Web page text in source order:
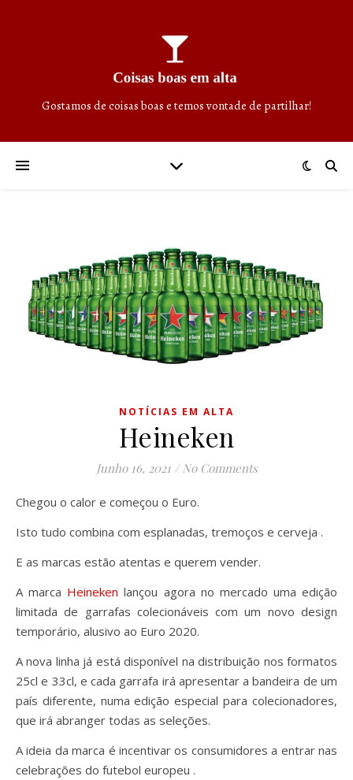
Gostamos de coisas boas e temos vontade de partilhar!
NOTÍCIAS EM ALTA
Heineken
Junho 16, 2021 / No Comments
Chegou o calor e começou o Euro.
Isto tudo combina com esplanadas, tremoços e cerveja .
E as marcas estão atentas e querem vender.
A marca Heineken lançou agora no mercado uma edição
limitada de garrafas colecionáveis com um novo design
temporário, alusivo ao Euro 2020.
A nova linha já está disponível na distribuição nos formatos
25cl e 33cl, e cada garrafa irá apresentar a bandeira de um
país diferente, numa edição especial para colecionadores,
que irá abranger todas as seleções.
A ideia da marca é incentivar os consumidores a entrar nas
celebrações do futebol europeu .